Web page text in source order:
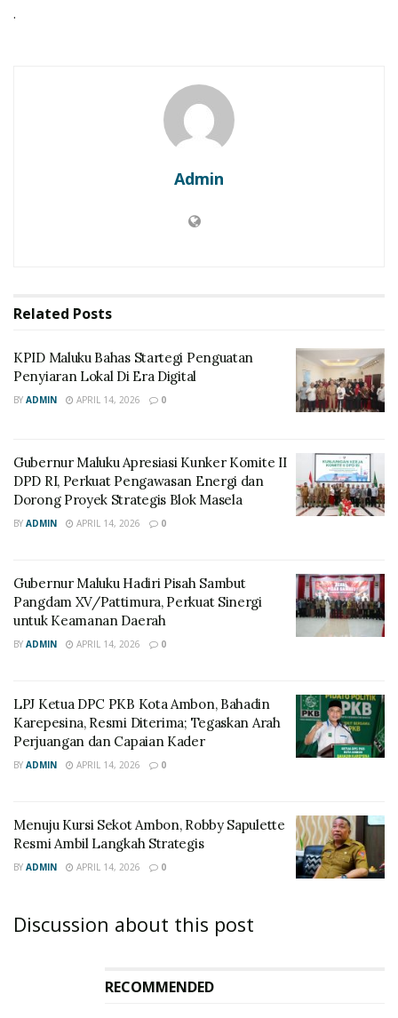
.
Admin
Related Posts
KPID Maluku Bahas Startegi Penguatan
Penyiaran Lokal Di Era Digital
BY ADMIN APRIL 14, 2026 0
Gubernur Maluku Apresiasi Kunker Komite II
DPD RI, Perkuat Pengawasan Energi dan
Dorong Proyek Strategis Blok Masela
BY ADMIN APRIL 14, 2026 0
Gubernur Maluku Hadiri Pisah Sambut
Pangdam XV/Pattimura, Perkuat Sinergi
untuk Keamanan Daerah
BY ADMIN APRIL 14, 2026 0
LPJ Ketua DPC PKB Kota Ambon, Bahadin
Karepesina, Resmi Diterima; Tegaskan Arah
Perjuangan dan Capaian Kader
BY ADMIN APRIL 14, 2026 0
Menuju Kursi Sekot Ambon, Robby Sapulette
Resmi Ambil Langkah Strategis
BY ADMIN APRIL 14, 2026 0
Discussion about this post
RECOMMENDED